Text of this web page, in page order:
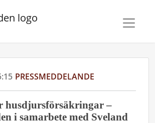
PRESSMEDDELANDE
husdjursförsäkringar –
i samarbete med Sveland